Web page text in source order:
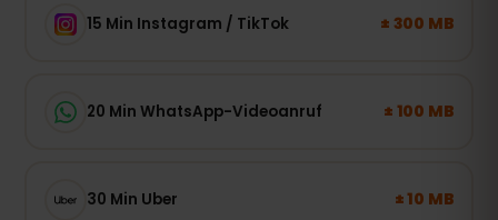
15 Min Instagram / TikTok ± 300 MB
20 Min WhatsApp-Videoanruf ± 100 MB
30 Min Uber ± 10 MB